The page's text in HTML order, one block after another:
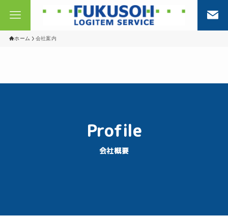
ホーム 会社案内
Profile
会社概要